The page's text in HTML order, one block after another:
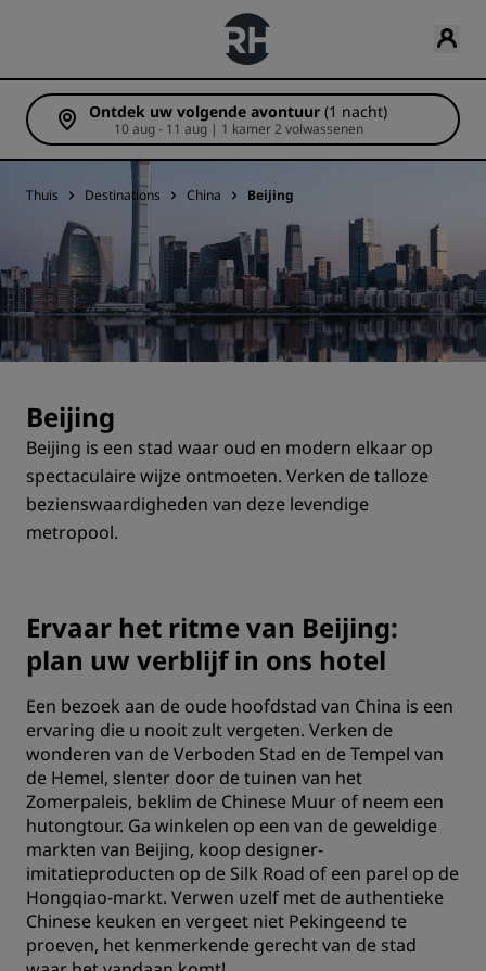
Ontdek uw volgende avontuur (1 nacht)
10 aug - 11 aug | 1 kamer 2 volwassenen
Thuis Destinations China Beijing
Beijing
Beijing is een stad waar oud en modern elkaar op
spectaculaire wijze ontmoeten. Verken de talloze
bezienswaardigheden van deze levendige
metropool.
Ervaar het ritme van Beijing:
plan uw verblijf in ons hotel
Een bezoek aan de oude hoofdstad van China is een
ervaring die u nooit zult vergeten. Verken de
wonderen van de Verboden Stad en de Tempel van
de Hemel, slenter door de tuinen van het
Zomerpaleis, beklim de Chinese Muur of neem een
hutongtour. Ga winkelen op een van de geweldige
markten van Beijing, koop designer-
imitatieproducten op de Silk Road of een parel op de
Hongqiao-markt. Verwen uzelf met de authentieke
Chinese keuken en vergeet niet Pekingeend te
proeven, het kenmerkende gerecht van de stad